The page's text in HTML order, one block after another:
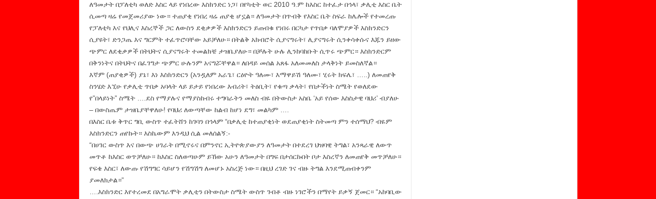
ለዓመታት በፓለቲካ ወለድ እስር ላይ የነበረው እስክንድር ነጋ፣ በየካቲት ወር 2010 ዓ.ም ከእስር ከተፈታ በኅላ፣ ቃሊቲ እስር ቤት
ሲመጣ ዛሬ የመጀመሪያው ነው። ተጠያቂ የነበረ ዛሬ ጠያቂ ሆኗል። ለዓመታት በጥብቅ የእስር ቤት ስፍራ ከሌሎች የተመረጡ
የፓለቲካ እና የህሊና እስረኞች ጋር ለውስን ደቂቃዎች እስክንድርን ይጠብቁ የነበሩ በርካታ የጥበቃ ባለሞያዎች እስክንድርን
ሲያዩት፣ ድንጋጤ እና ግርምት ተፈጥሮባቸው አይቻለሁ። በትልቅ አክብሮት ሲያናግሩት፣ ሊያናግሩት ሲንቀሳቀሱና እጁን ይዘው
ጭምር ለደቂቃዎች በትህትና ሲያናግሩት ተመልክቼ ታዝቤያለሁ። በቻሉት ሁሉ ሊንከባከቡት ሲጥሩ ጭምር። እስክንድርም
በቅንነትና በትህትና በፈገግታ ጭምር ሁሉንም አናግሯቸዋል። ለበዳይ መሰል አጸፋ አለመመለስ ታላቅነት ይመስለኛል።
እኛም (ጠያቂዎች) ያኔ፣ እነ እስክንድርን (አንዷለም አራጌ፣ ርዕዮት ዓለሙ፣ እማዋይሽ ዓለሙ፣ ሂሩት ክፍሌ፣ …..) ለመጠየቅ
ስንሄድ እኚሁ የቃሊቲ ጥበቃ አባላት ላይ ይታይ የነበረው እብሪት፣ ትዕቢት፣ የቁጣ ቃላት፣ የበታችነት ስሜት የወለደው
የ”በላይነት” ስሜት ….ደስ የማያሉና የማያስከብሩ ተግባራትን መለስ ብዬ በትውስታ አስቤ ‘አይ የሰው እስስታዊ ባህሪ’ ብያለሁ
– በውስጤም ታዝቤያቸዋለሁ! የባህሪ ለውጣቸው ከልብ ከሆነ ደግ፣ መልካም ….
በእስር ቤቱ ቅጥር ግቢ ውስጥ ተፈትሸን ከገባን በኅላም “በቃሊቲ ከተጠያቂነት ወደጠያቂነት ስትመጣ ምን ተሰማህ? ብዬም
እስክንድርን ጠየኩት። እስኬውም እንዲህ ሲል መለሰልኝ:-
“በሀገር ውስጥ እና በውጭ ሀገራት በሚኖሩና በምንኖር ኢትዮጵያውያን ለዓመታት በተደረገ ህዝባዊ ትግል፣ አንጻራዊ ለውጥ
መጥቶ ከእስር ወጥቻለሁ። ከእስር ስለወጣሁም ይኸው አሁን ለዓመታት በግፍ በታሰርኩበት ቦታ እስረኛን ለመጠየቅ መጥቻለሁ።
የፍቄ እስር፣ ለውጡ የሽግግር ሳይሆን የሽግሽግ ለመሆኑ አስረጅ ነው። በዚህ ረገድ ገና ብዙ ትግል እንደሚጠብቀንም
ያመለክታል።”
….እስክንድር እየተረመደ በአግራሞት ቃሊቲን በትውስታ ስሜት ውስጥ ገብቶ ብዙ ነገሮችን በማየት ይቃኝ ጀመር። “አከባቢው